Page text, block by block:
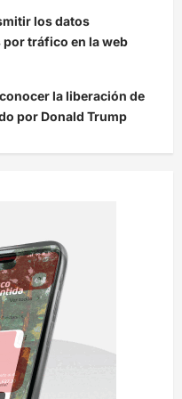
los datos
tráfico en la web
la liberación de
por Donald Trump